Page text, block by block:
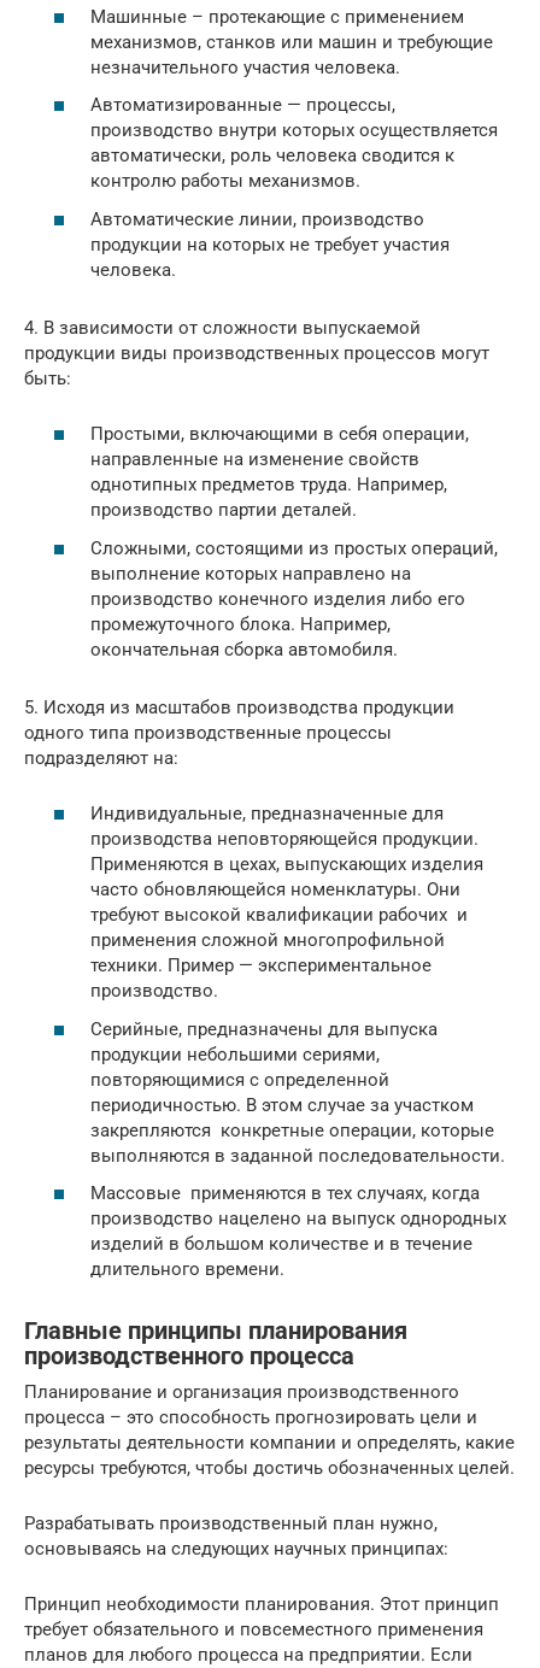
Машинные – протекающие с применением
механизмов, станков или машин и требующие
незначительного участия человека.
Автоматизированные — процессы,
производство внутри которых осуществляется
автоматически, роль человека сводится к
контролю работы механизмов.
Автоматические линии, производство
продукции на которых не требует участия
человека.
4. В зависимости от сложности выпускаемой
продукции виды производственных процессов могут
быть:
Простыми, включающими в себя операции,
направленные на изменение свойств
однотипных предметов труда. Например,
производство партии деталей.
Сложными, состоящими из простых операций,
выполнение которых направлено на
производство конечного изделия либо его
промежуточного блока. Например,
окончательная сборка автомобиля.
5. Исходя из масштабов производства продукции
одного типа производственные процессы
подразделяют на:
Индивидуальные, предназначенные для
производства неповторяющейся продукции.
Применяются в цехах, выпускающих изделия
часто обновляющейся номенклатуры. Они
требуют высокой квалификации рабочих и
применения сложной многопрофильной
техники. Пример — экспериментальное
производство.
Серийные, предназначены для выпуска
продукции небольшими сериями,
повторяющимися с определенной
периодичностью. В этом случае за участком
закрепляются конкретные операции, которые
выполняются в заданной последовательности.
Массовые применяются в тех случаях, когда
производство нацелено на выпуск однородных
изделий в большом количестве и в течение
длительного времени.
Главные принципы планирования
производственного процесса
Планирование и организация производственного
процесса – это способность прогнозировать цели и
результаты деятельности компании и определять, какие
ресурсы требуются, чтобы достичь обозначенных целей.
Разрабатывать производственный план нужно,
основываясь на следующих научных принципах:
Принцип необходимости планирования. Этот принцип
требует обязательного и повсеместного применения
планов для любого процесса на предприятии. Если